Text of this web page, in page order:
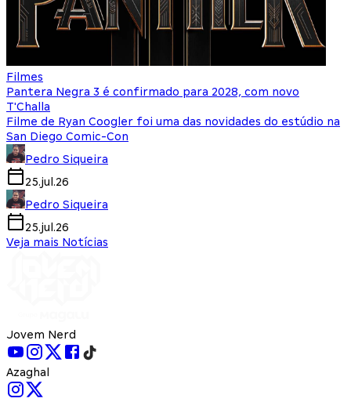
Filmes
Pantera Negra 3 é confirmado para 2028, com novo
T'Challa
Filme de Ryan Coogler foi uma das novidades do estúdio na
San Diego Comic-Con
Pedro Siqueira
25.jul.26
Pedro Siqueira
25.jul.26
Veja mais Notícias
Jovem Nerd
Azaghal